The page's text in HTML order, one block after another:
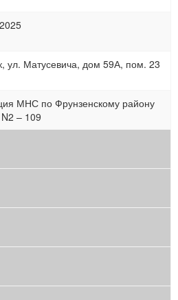
ул. Матусевича, дом 59А, пом. 23
МНС по Фрунзенскому району
– 109